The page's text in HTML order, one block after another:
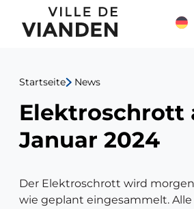
am
18.
Januar
2024
Startseite News
Elektroschrott
Januar 2024
Der Elektroschrott wird
wie geplant eingesammelt.